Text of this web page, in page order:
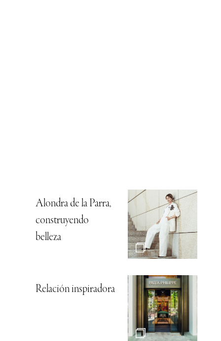
Alondra de la Parra,
construyendo
belleza
Relación inspiradora